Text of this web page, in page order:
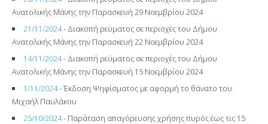
Ανατολικής Μάνης την Παρασκευή 29 Νοεμβρίου 2024
21/11/2024- Διακοπή ρεύματος σε περιοχές του Δήμου
Ανατολικής Μάνης την Παρασκευή 22 Νοεμβρίου 2024
14/11/2024- Διακοπή ρεύματος σε περιοχές του Δήμου
Ανατολικής Μάνης την Παρασκευή 15 Νοεμβρίου 2024
1/11/2024- Έκδοση Ψηφίσματος με αφορμή το θάνατο του
Μιχαήλ Παυλάκου
25/10/2024- Παράταση απαγόρευσης χρήσης πυρός έως τις 15